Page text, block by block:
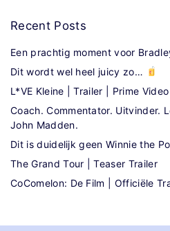
Recent Posts
Een prachtig moment voor
Dit wordt wel heel juicy zo…
L*VE Kleine | Trailer | Prime Video
Coach. Commentator. Uitvinder.
John Madden.
Dit is duidelijk geen Winnie the
The Grand Tour | Teaser Trailer
CoComelon: De Film | Officiële